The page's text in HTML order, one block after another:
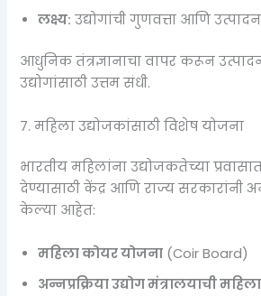
लक्ष्य: उद्योगांची गुणवत्ता आणि
आधुनिक तंत्रज्ञानाचा वापर करून
उद्योगांसाठी उत्तम संधी.
७. महिला उद्योजकांसाठी विशेष योजना
भारतीय महिलांना उद्योजकतेच्या
देण्यासाठी केंद्र आणि राज्य
केल्या आहेत:
महिला कोयर योजना (Coir Board)
अन्नप्रक्रिया उद्योग मंत्रालयाची